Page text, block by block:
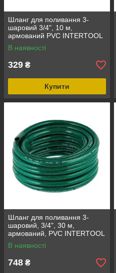
Шланг для поливання 3-
шаровий 3/4", 10 м,
армований PVC INTERTOOL
GE-4041
В наявності
329 ₴
Купити
Шланг для поливання 3-
шаровий, 3/4", 30 м,
армований, PVC INTERTOOL
GE-4045
В наявності
748 ₴